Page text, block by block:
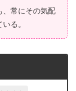
、常にその気配
る。